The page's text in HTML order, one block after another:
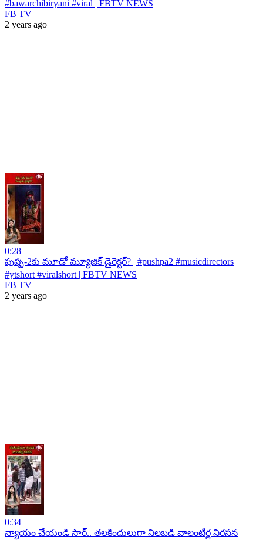
#bawarchibiryani #viral | FBTV NEWS
FB TV
2 years ago
0:28
పుష్ప-2కు మూడో మ్యూజిక్ డైరెక్టర్? | #pushpa2 #musicdirectors
#ytshort #viralshort | FBTV NEWS
FB TV
2 years ago
0:34
న్యాయం చేయండి సార్.. తలకిందులుగా నిలబడి వాలంటీర్ల నిరసన